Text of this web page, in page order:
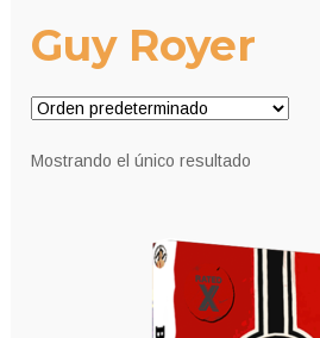
Guy Royer
Mostrando el único resultado